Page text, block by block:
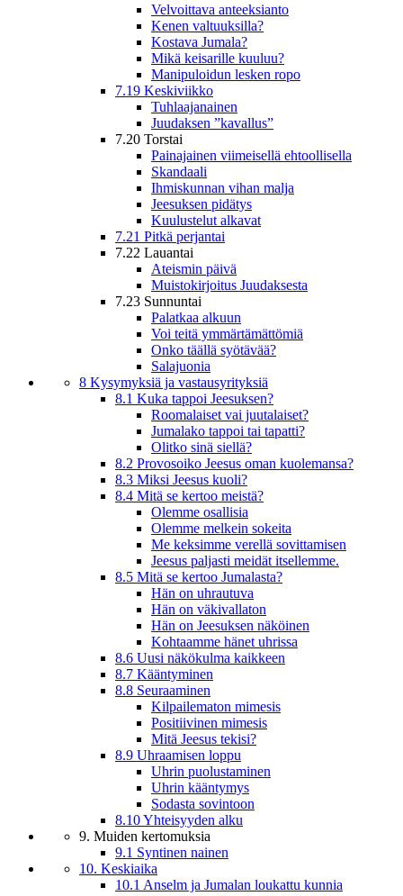
Velvoittava anteeksianto
Kenen valtuuksilla?
Kostava Jumala?
Mikä keisarille kuuluu?
Manipuloidun lesken ropo
7.19 Keskiviikko
Tuhlaajanainen
Juudaksen ”kavallus”
7.20 Torstai
Painajainen viimeisellä ehtoollisella
Skandaali
Ihmiskunnan vihan malja
Jeesuksen pidätys
Kuulustelut alkavat
7.21 Pitkä perjantai
7.22 Lauantai
Ateismin päivä
Muistokirjoitus Juudaksesta
7.23 Sunnuntai
Palatkaa alkuun
Voi teitä ymmärtämättömiä
Onko täällä syötävää?
Salajuonia
8 Kysymyksiä ja vastausyrityksiä
8.1 Kuka tappoi Jeesuksen?
Roomalaiset vai juutalaiset?
Jumalako tappoi tai tapatti?
Olitko sinä siellä?
8.2 Provosoiko Jeesus oman kuolemansa?
8.3 Miksi Jeesus kuoli?
8.4 Mitä se kertoo meistä?
Olemme osallisia
Olemme melkein sokeita
Me keksimme verellä sovittamisen
Jeesus paljasti meidät itsellemme.
8.5 Mitä se kertoo Jumalasta?
Hän on uhrautuva
Hän on väkivallaton
Hän on Jeesuksen näköinen
Kohtaamme hänet uhrissa
8.6 Uusi näkökulma kaikkeen
8.7 Kääntyminen
8.8 Seuraaminen
Kilpailematon mimesis
Positiivinen mimesis
Mitä Jeesus tekisi?
8.9 Uhraamisen loppu
Uhrin puolustaminen
Uhrin kääntymys
Sodasta sovintoon
8.10 Yhteisyyden alku
9. Muiden kertomuksia
9.1 Syntinen nainen
10. Keskiaika
10.1 Anselm ja Jumalan loukattu kunnia